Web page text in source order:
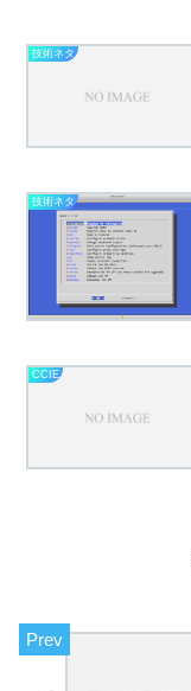
技術ネタ
技術ネタ
CCIE